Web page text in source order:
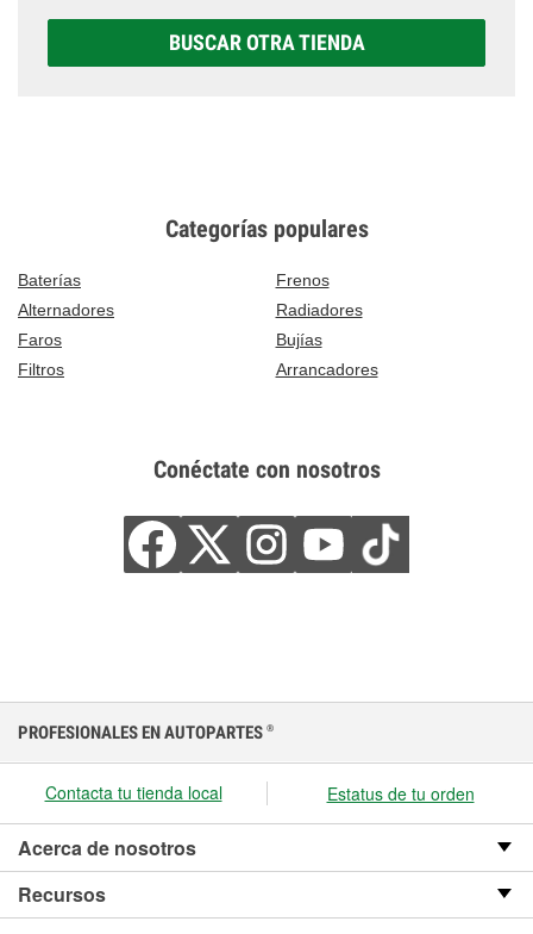
BUSCAR OTRA TIENDA
Categorías populares
Baterías
Frenos
Alternadores
Radiadores
Faros
Bujías
Filtros
Arrancadores
Conéctate con nosotros
PROFESIONALES EN AUTOPARTES ®
Contacta tu tienda local Estatus de tu orden
Acerca de nosotros
Recursos